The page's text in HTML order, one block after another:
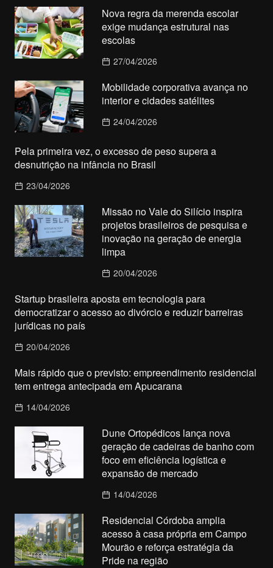
Nova regra da merenda escolar
exige mudança estrutural nas
escolas
27/04/2026
Mobilidade corporativa avança no
interior e cidades satélites
24/04/2026
Pela primeira vez, o excesso de peso supera a
desnutrição na infância no Brasil
23/04/2026
Missão no Vale do Silício inspira
projetos brasileiros de pesquisa e
inovação na geração de energia
limpa
20/04/2026
Startup brasileira aposta em tecnologia para
democratizar o acesso ao divórcio e reduzir barreiras
jurídicas no país
20/04/2026
Mais rápido que o previsto: empreendimento residencial
tem entrega antecipada em Apucarana
14/04/2026
Dune Ortopédicos lança nova
geração de cadeiras de banho com
foco em eficiência logística e
expansão de mercado
14/04/2026
Residencial Córdoba amplia
acesso à casa própria em Campo
Mourão e reforça estratégia da
Pride na região